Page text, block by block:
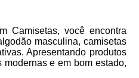
Desenvolvimento de
Desenvolvimento
de Estampas
Desenvolvimento Estampa de
Camisetas, você encontra
masculina, camisetas
Apresentando produtos
e em bom estado,